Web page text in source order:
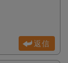
返信